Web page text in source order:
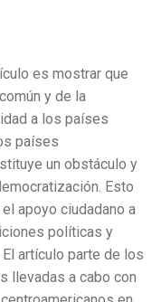
es mostrar que
y de la
a los países
países
un obstáculo y
Esto
apoyo ciudadano a
políticas y
artículo parte de los
llevadas a cabo con